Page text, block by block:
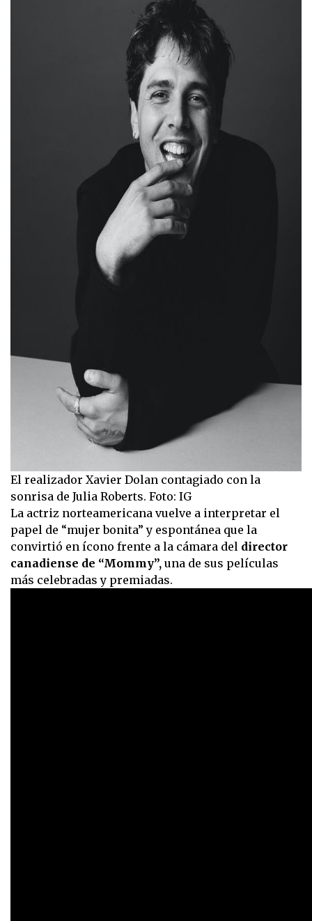
El realizador Xavier Dolan contagiado con la
sonrisa de Julia Roberts. Foto: IG
La actriz norteamericana vuelve a interpretar el
papel de “mujer bonita” y espontánea que la
convirtió en ícono frente a la cámara del director
canadiense de “Mommy”, una de sus películas
más celebradas y premiadas.